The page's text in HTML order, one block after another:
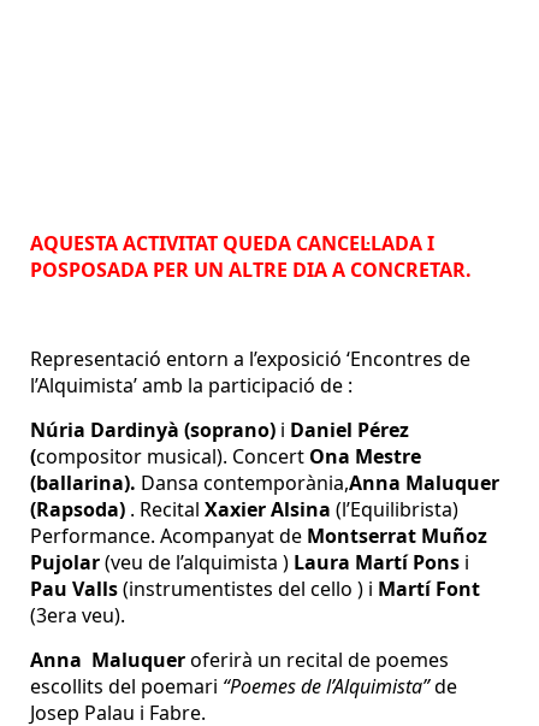
AQUESTA ACTIVITAT QUEDA CANCEL·LADA I
POSPOSADA PER UN ALTRE DIA A CONCRETAR.
Representació entorn a l’exposició ‘Encontres de
l’Alquimista’ amb la participació de :
Núria Dardinyà (soprano) i Daniel Pérez
(compositor musical). Concert Ona Mestre
(ballarina). Dansa contemporània,Anna Maluquer
(Rapsoda) . Recital Xaxier Alsina (l’Equilibrista)
Performance. Acompanyat de Montserrat Muñoz
Pujolar(veu de l’alquimista ) Laura Martí Pons i
Pau Valls(instrumentistes del cello ) i Martí Font
(3era veu).
Anna Maluqueroferirà un recital de poemes
escollits del poemari “Poemes de l’Alquimista”de
Josep Palau i Fabre.